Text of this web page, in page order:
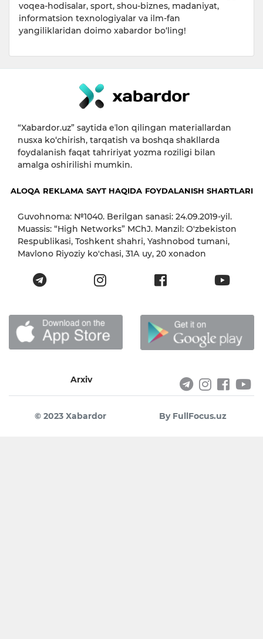
voqea-hodisalar, sport, shou-biznes, madaniyat,
informatsion texnologiyalar va ilm-fan
yangiliklaridan doimo xabardor bo‘ling!
“Xabardor.uz” saytida eʼlon qilingan materiallardan
nusxa ko‘chirish, tarqatish va boshqa shakllarda
foydalanish faqat tahririyat yozma roziligi bilan
amalga oshirilishi mumkin.
ALOQA REKLAMA SAYT HAQIDA FOYDALANISH SHARTLARI
Guvohnoma: №1040. Berilgan sanasi: 24.09.2019-yil.
Muassis: “High Networks” MChJ. Manzil: O'zbekiston
Respublikasi, Toshkent shahri, Yashnobod tumani,
Mavlono Riyoziy ko'chasi, 31А uy, 20 xonadon
Arxiv
© 2023 Xabardor By FullFocus.uz